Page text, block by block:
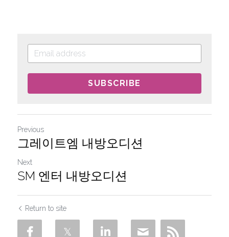
SUBSCRIBE
Previous
그레이트엠 내방오디션
Next
SM 엔터 내방오디션
Return to site